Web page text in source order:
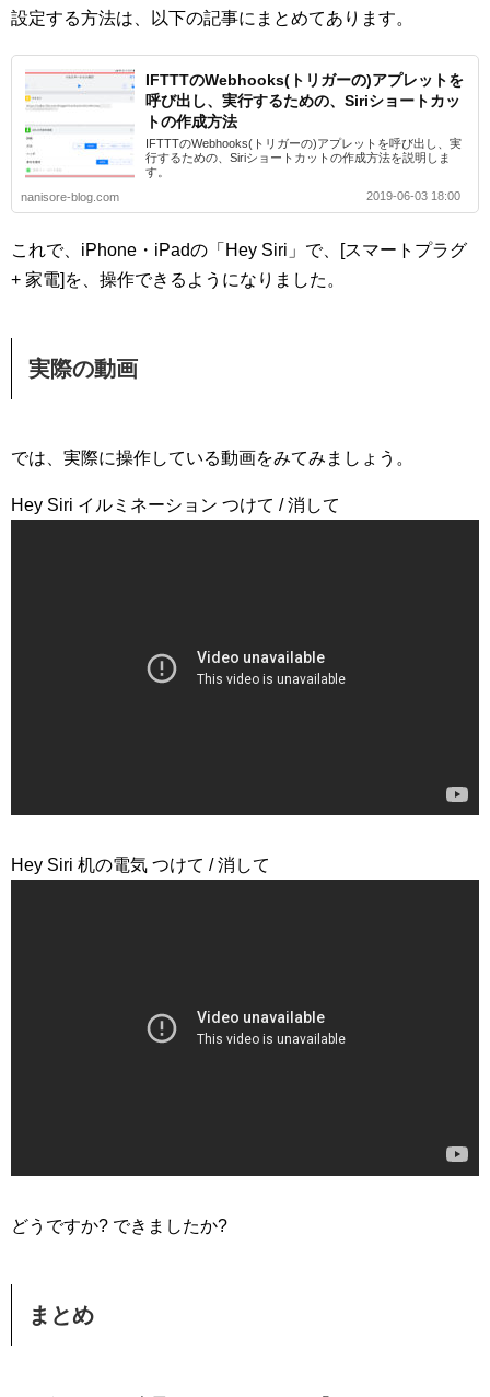
設定する方法は、以下の記事にまとめてあります。
IFTTTのWebhooks(トリガーの)アプレットを
呼び出し、実行するための、Siriショートカッ
トの作成方法
IFTTTのWebhooks(トリガーの)アプレットを呼び出し、実
行するための、Siriショートカットの作成方法を説明しま
す。
nanisore-blog.com
2019-06-03 18:00
これで、iPhone・iPadの「Hey Siri」で、[スマートプラグ
+ 家電]を、操作できるようになりました。
実際の動画
では、実際に操作している動画をみてみましょう。
Hey Siri イルミネーション つけて / 消して
Hey Siri 机の電気 つけて / 消して
どうですか? できましたか?
まとめ